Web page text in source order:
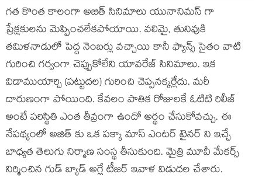
గత కొంత కాలంగా అజిత్ సినిమాలు యునానిమస్ గా
ప్రేక్షకులను మెప్పించలేకపోయాయి. వలిమై, తునివుకి
తమిళనాడులో పెద్ద నెంబర్లు వచ్చాయి కానీ ఫ్యాన్స్ సైతం వాటి
గురించి గర్వంగా చెప్పుకోలేని యావరేజ్ సినిమాలు. ఇక
విడాముయార్చి (పట్టుదల) గురించి చెప్పనక్కర్లేదు. మరీ
దారుణంగా పోయింది. కేవలం పాతిక రోజులకే ఓటిటి రిలీజ్
అంటే పరిస్థితి ఎంత తీవ్రంగా ఉందో అర్థం చేసుకోవచ్చు. ఈ
నేపథ్యంలో అజిత్ కు ఒక పక్కా మాస్ ఎంటర్ టైనర్ ని ఇచ్చే
బాధ్యత తెలుగు నిర్మాణ సంస్థ తీసుకుంది. మైత్రి మూవీ మేకర్స్
నిర్మించిన గుడ్ బ్యాడ్ అగ్లే టీజర్ ఇవాళ విడుదల చేశారు.